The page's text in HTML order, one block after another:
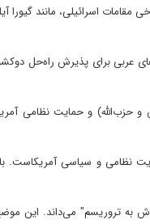
مقامات اسرائیلی، مانند
عربی برای پذیرش راه‌حل
و حمایت نظامی
نظامی و سیاسی آمریکاست.
به تروریسم" می‌داند. این